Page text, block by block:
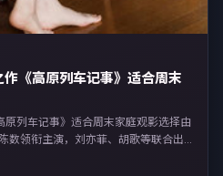
《高原列车记事》适合周末
列车记事》适合周末家庭观影选择由
数领衔主演，刘亦菲、胡歌等联合出
新加坡本土叙事与人物弧光，适合检索